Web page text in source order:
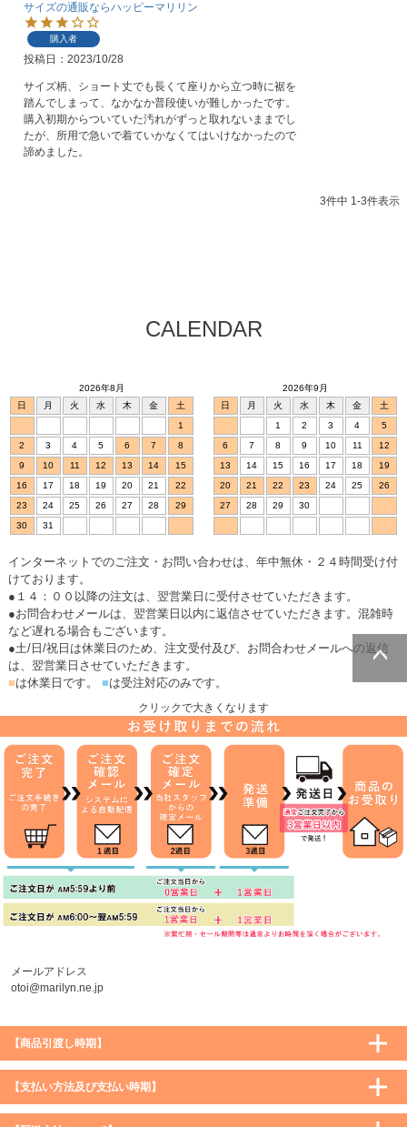
サイズの通販ならハッピーマリリン
購入者
投稿日 2023/10/28
サイズ柄、ショート丈でも長くて座りから立つ時に裾を
踏んでしまって、なかなか普段使いが難しかったです。
購入初期からついていた汚れがずっと取れないままでし
たが、所用で急いで着ていかなくてはいけなかったので
諦めました。
3件中 1-3件表示
ページトッ
CALENDAR
2026年8月
日
月 火 水 木 金
土
1
2
3 4 5 6 7
8
9
10 11 12 13 14
15
16
17 18 19 20 21
22
23
24 25 26 27 28
29
30
31
2026年9月
日
月 火 水 木 金
土
1
2 3 4
5
6
7 8 9 10 11
12
13
14 15 16 17 18
19
20
21 22 23 24 25
26
27
28 29 30
インターネットでのご注文・お問い合わせは、年中無休・２４時間受け付
けております。
●１４：００以降の注文は、翌営業日に受付させていただきます。
●お問合わせメールは、翌営業日以内に返信させていただきます。混雑時
など遅れる場合もございます。
●土/日/祝日は休業日のため、注文受付及び、お問合わせメールへの返信
は、翌営業日させていただきます。
■は休業日です。 ■は受注対応のみです。
クリックで大きくなります
メールアドレス
otoi@marilyn.ne.jp
【商品引渡し時期】
【支払い方法及び支払い時期】